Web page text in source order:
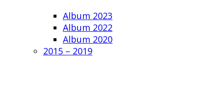
Album 2023
Album 2022
Album 2020
2015 – 2019